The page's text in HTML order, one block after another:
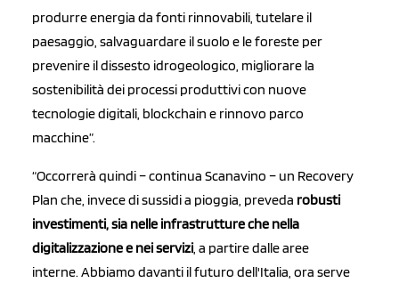
produrre energia da fonti rinnovabili, tutelare il
paesaggio, salvaguardare il suolo e le foreste per
prevenire il dissesto idrogeologico, migliorare la
sostenibilità dei processi produttivi con nuove
tecnologie digitali, blockchain e rinnovo parco
macchine”.
“Occorrerà quindi – continua Scanavino – un Recovery
Plan che, invece di sussidi a pioggia, preveda robusti
investimenti, sia nelle infrastrutture che nella
digitalizzazione e nei servizi, a partire dalle aree
interne. Abbiamo davanti il futuro dell'Italia, ora serve